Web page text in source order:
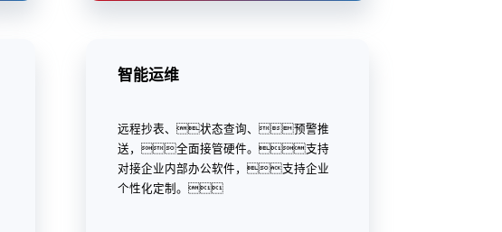
智能运维
远程抄表、状态查询、预警推
送，全面接管硬件。支持
对接企业内部办公软件，支持企业
个性化定制。